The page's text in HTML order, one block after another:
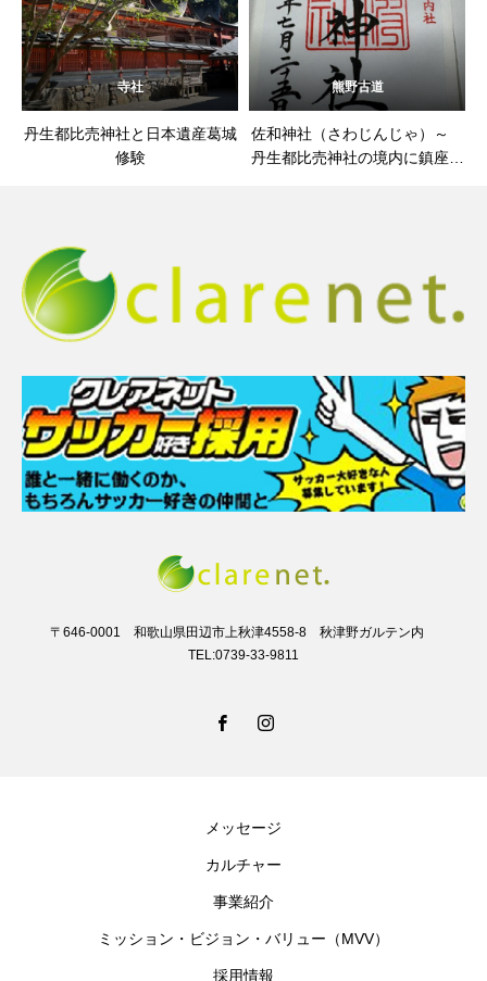
寺社
丹生都比売神社と日本遺産葛城
修験
熊野古道
佐和神社（さわじんじゃ）～
丹生都比売神社の境内に鎮座す
〒646-0001 和歌山県田辺市上秋津4558-8 秋津野ガルテン内
TEL:0739-33-9811
メッセージ
カルチャー
事業紹介
ミッション・ビジョン・バリュー（MVV）
採用情報